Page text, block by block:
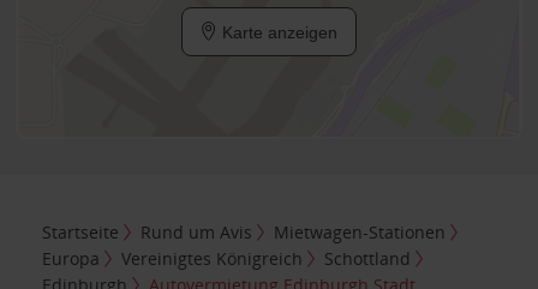
Karte anzeigen
Startseite Rund um Avis
Mietwagen-Stationen
Europa
Vereinigtes Königreich
Schottland